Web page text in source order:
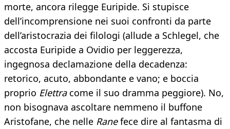
morte, ancora rilegge Euripide. Si stupisce
dell’incomprensione nei suoi confronti da parte
dell’aristocrazia dei filologi (allude a Schlegel, che
accosta Euripide a Ovidio per leggerezza,
ingegnosa declamazione della decadenza:
retorico, acuto, abbondante e vano; e boccia
proprio Elettracome il suo dramma peggiore). No,
non bisognava ascoltare nemmeno il buffone
Aristofane, che nelle Ranefece dire al fantasma di